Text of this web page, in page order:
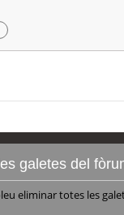
galetes del
eliminar totes les